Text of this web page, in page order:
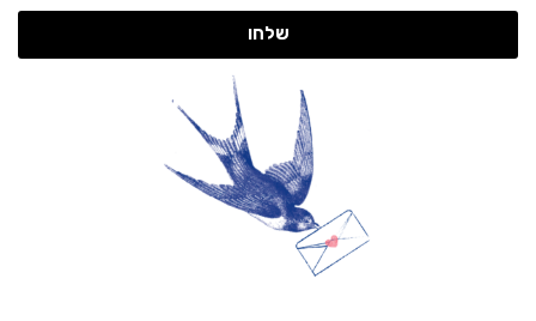
שלום, אני כל כך שמחה שקפצת לביקור! נעים להכיר, אני קרן
בר, מעצבת פנים (מ-2009), בוגרת שנקר ובלוגרית
(מ-)2011. אני לא אוהבת לבשל, אבל מאוד אוהבת לאכול,
מעדיפה שוקולד על פני גלידה ואוהבת את הקפה שלי עם
חלב שבולת שועל. הרומן שלי עם עיצוב החל בגיל מאוד צעיר
אבל רק אחרי שסיימתי תואר ראשון בעבודה סוציאלית,
הרגשתי שאני חייבת לממש את עצמי בעולם העיצוב.
ב-2005 התקבלתי ללימודים ומאז אני מגשימה את עצמי
שלחו